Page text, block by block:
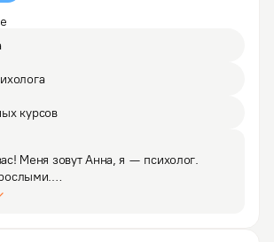
курсов
Меня зовут Анна, я — психолог.
стать психологом, но в профессию